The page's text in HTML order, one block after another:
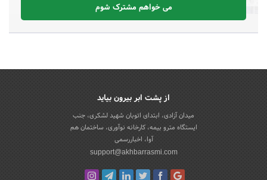
می خواهم مشترک شوم
از پشت ابر بیرون بیاید
میدان آزادی، ابتدای اتوبان شهید لشکری، جنب
ایستگاه مترو بیمه، کارخانه نوآوری، ساختمان هم
آوا، اخباررسمی
support@akhbarrasmi.com